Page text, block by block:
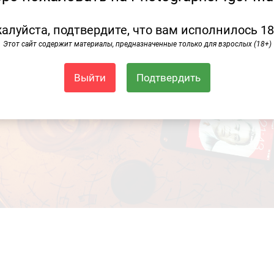
подтвердите, что вам исполнилось
Этот сайт содержит материалы, предназначенные только для взрослых (18+)
Выйти Подтвердить